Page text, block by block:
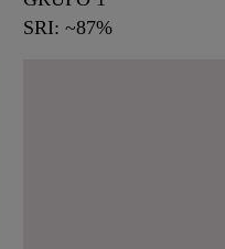
SRI: ~87%